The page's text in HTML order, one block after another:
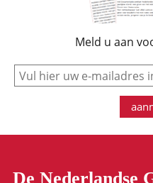
Meld u aan
De Nederlandse